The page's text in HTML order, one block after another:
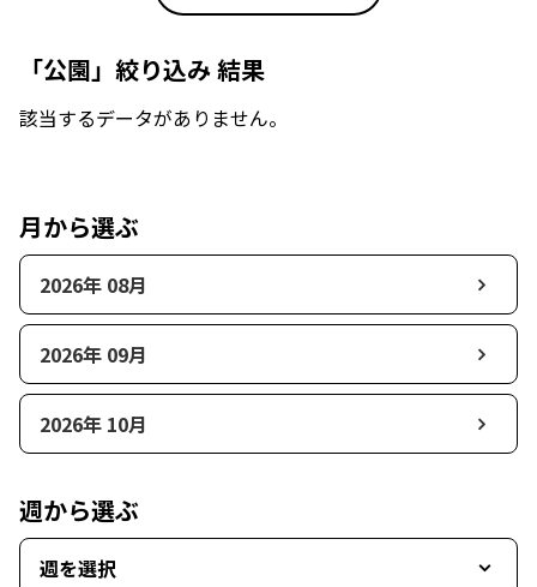
「公園」絞り込み 結果
該当するデータがありません。
月から選ぶ
2026年 08月
2026年 09月
2026年 10月
週から選ぶ
週を選択